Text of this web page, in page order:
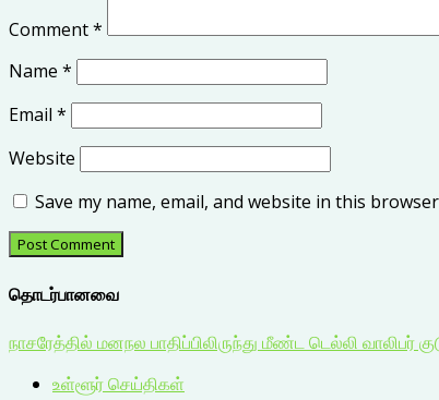
Comment*
Name *
Email *
Website
Save my name, email, and website in this
தொடர்பானவை
நாசரேத்தில் மனநல பாதிப்பிலிருந்து மீண்ட டெல்லி வாலிபர்
உள்ளூர் செய்திகள்